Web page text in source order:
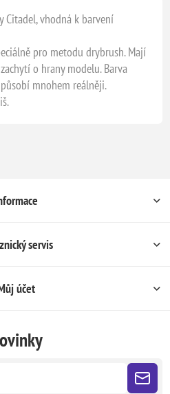
Citadel, vhodná k barvení
pro metodu drybrush. Mají
o hrany modelu. Barva
mnohem reálněji.
servis
účet